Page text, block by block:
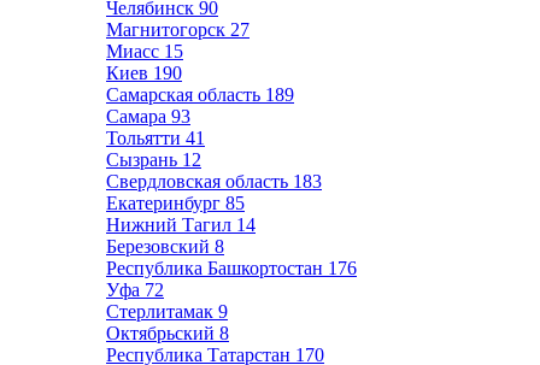
Челябинск 90
Магнитогорск 27
Миасс 15
Киев 190
Самарская область 189
Самара 93
Тольятти 41
Сызрань 12
Свердловская область 183
Екатеринбург 85
Нижний Тагил 14
Березовский 8
Республика Башкортостан 176
Уфа 72
Стерлитамак 9
Октябрьский 8
Республика Татарстан 170